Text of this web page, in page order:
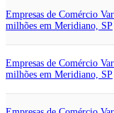
Empresas de Comércio
milhões em Meridiano, SP
Empresas de Comércio
milhões em Meridiano, SP